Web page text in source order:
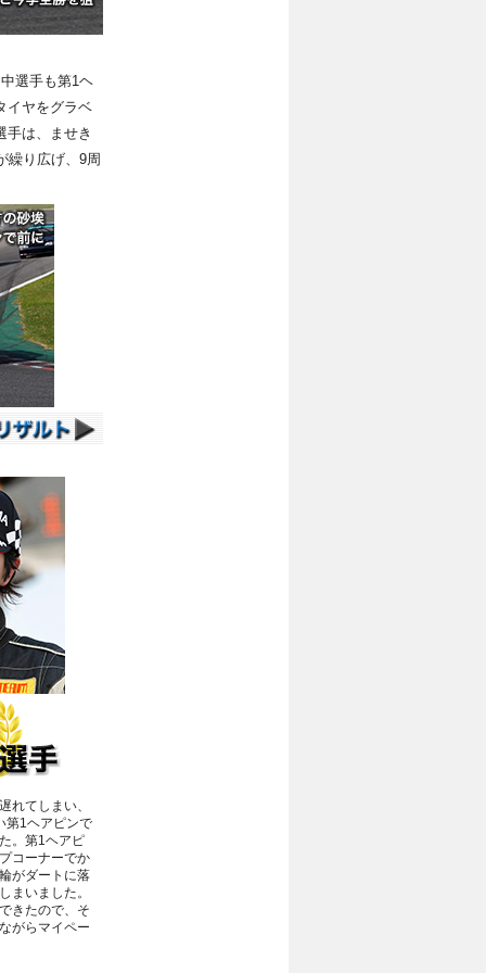
選手も第1ヘ
イヤをグラベ
手は、ませき
繰り広げ、9周
れてしまい、
第1ヘアピンで
。第1ヘアピ
コーナーでか
がダートに落
まいました。
きたので、そ
がらマイペー